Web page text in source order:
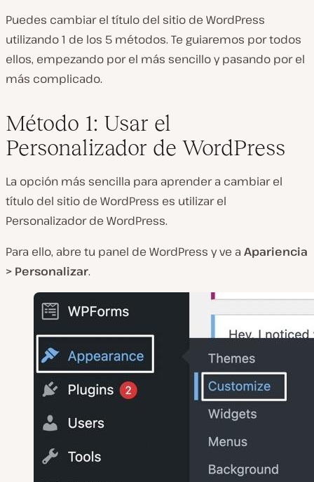
Puedes cambiar el título del sitio de WordPress
utilizando 1 de los 5 métodos. Te guiaremos por todos
ellos, empezando por el más sencillo y pasando por el
más complicado.
Método 1: Usar el
Personalizador de WordPress
La opción más sencilla para aprender a cambiar el
título del sitio de WordPress es utilizar el
Personalizador de WordPress.
Para ello, abre tu panel de WordPress y ve a Apariencia
> Personalizar.